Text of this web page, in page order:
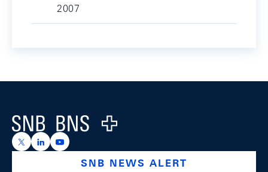
2007
Logo
https://x.com/snb_bns
https://ch.linkedin.com/company/swiss-national-
https://www.youtube.com/@swissnationalbank
SNB NEWS ALERT